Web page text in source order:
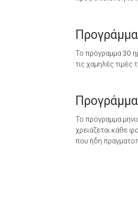
Το πρόγραμμα 30
τις χαμηλές τιμές
Το πρόγραμμα
χρειάζεται κάθε
που ήδη